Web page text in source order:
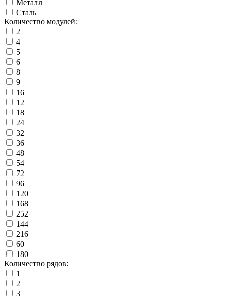
Металл
Сталь
Количество модулей:
2
4
5
6
8
9
16
12
18
24
32
36
48
54
72
96
120
168
252
144
216
60
180
Количество рядов:
1
2
3